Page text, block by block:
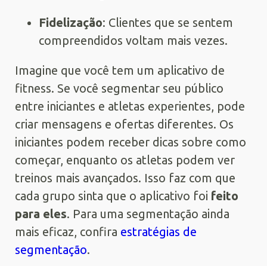
Fidelização: Clientes que se sentem
compreendidos voltam mais vezes.
Imagine que você tem um aplicativo de
fitness. Se você segmentar seu público
entre iniciantes e atletas experientes, pode
criar mensagens e ofertas diferentes. Os
iniciantes podem receber dicas sobre como
começar, enquanto os atletas podem ver
treinos mais avançados. Isso faz com que
cada grupo sinta que o aplicativo foi feito
para eles. Para uma segmentação ainda
mais eficaz, confira estratégias de
segmentação.